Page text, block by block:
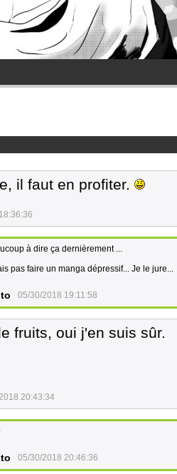
il faut en profiter.
à dire ça dernièrement ...
pas faire un manga dépressif... Je le jure...
05/30/2018 19:11:58
fruits, oui j'en suis sûr.
20:43:34
05/30/2018 20:46:36